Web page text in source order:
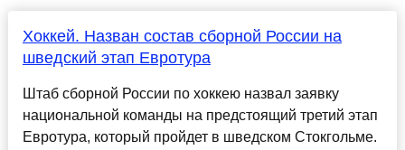
Хоккей. Назван состав сборной России на
шведский этап Евротура
Штаб сборной России по хоккею назвал заявку
национальной команды на предстоящий третий этап
Евротура, который пройдет в шведском Стокгольме.